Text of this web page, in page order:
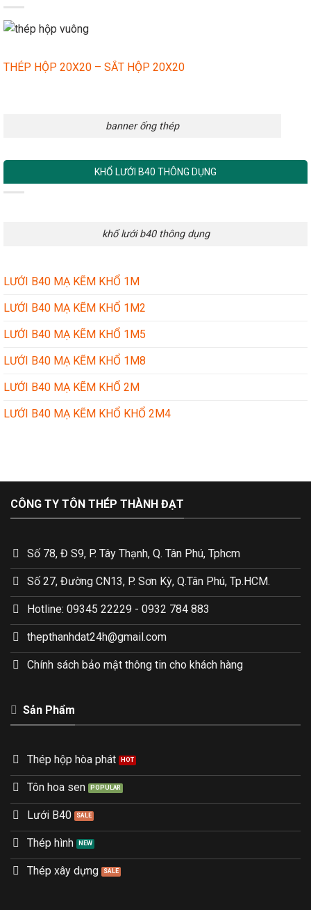
THÉP HỘP 20X20 – SẮT HỘP 20X20
banner ống thép
KHỔ LƯỚI B40 THÔNG DỤNG
khổ lưới b40 thông dụng
LƯỚI B40 MẠ KẼM KHỔ 1M
LƯỚI B40 MẠ KẼM KHỔ 1M2
LƯỚI B40 MẠ KẼM KHỔ 1M5
LƯỚI B40 MẠ KẼM KHỔ 1M8
LƯỚI B40 MẠ KẼM KHỔ 2M
LƯỚI B40 MẠ KẼM KHỔ KHỔ 2M4
CÔNG TY TÔN THÉP THÀNH ĐẠT
Số 78, Đ S9, P. Tây Thạnh, Q. Tân Phú, Tphcm
Số 27, Đường CN13, P. Sơn Kỳ, Q.Tân Phú, Tp.HCM.
Hotline: 09345 22229 - 0932 784 883
thepthanhdat24h@gmail.com
Chính sách bảo mật thông tin cho khách hàng
Sản Phẩm
Thép hộp hòa phát
Tôn hoa sen
Lưới B40
Thép hình
Thép xây dựng